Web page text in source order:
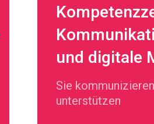
und digitale
Sie
unterstützen